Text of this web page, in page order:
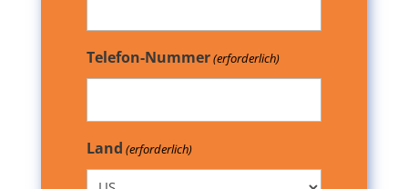
Telefon-Nummer(erforderlich)
Land (erforderlich)